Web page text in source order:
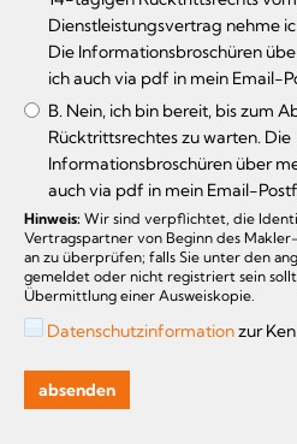
Dienstleistungsvertrag nehme
Die Informationsbroschüren
ich auch via pdf in mein Email-
B. Nein, ich bin bereit, bis zum
Rücktrittsrechtes zu warten. Die
Informationsbroschüren über
auch via pdf in mein Email-
Hinweis: Wir sind verpflichtet, die
Vertragspartner von Beginn des
an zu überprüfen; falls Sie unter den
gemeldet oder nicht registriert sein
Übermittlung einer Ausweiskopie.
Datenschutzinformationzur